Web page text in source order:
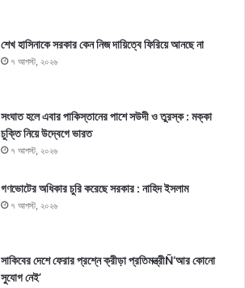
শেখ হাসিনাকে সরকার কেন নিজ দায়িত্বে ফিরিয়ে আনছে না
৭ আগস্ট, ২০২৬
সংঘাত হলে এবার পাকিস্তানের পাশে সউদী ও তুরস্ক : মক্কা
চুক্তি নিয়ে উদ্বেগে ভারত
৭ আগস্ট, ২০২৬
গণভোটের অধিকার চুরি করেছে সরকার : নাহিদ ইসলাম
৭ আগস্ট, ২০২৬
সাকিবের দেশে ফেরার প্রশ্নে ক্রীড়া প্রতিমন্ত্রীÑ‘আর কোনো
সুযোগ নেই’